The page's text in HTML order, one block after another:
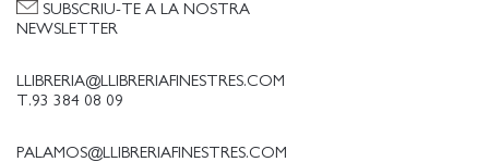
LLIBRERIA@LLIBRERIAFINESTRES.COM
T.93 384 08 09
PALAMOS@LLIBRERIAFINESTRES.COM
SUBSCRIU-TE A LA NOSTRA
NEWSLETTER